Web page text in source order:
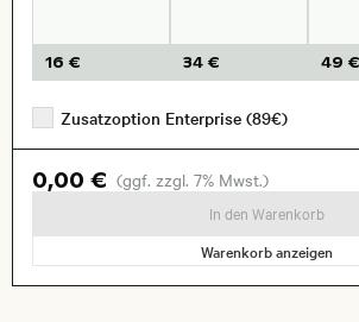
16 € 34 € 49 €
Zusatzoption Enterprise (89€)
0,00 € (ggf. zzgl. 7% Mwst.)
In den Warenkorb
Warenkorb anzeigen